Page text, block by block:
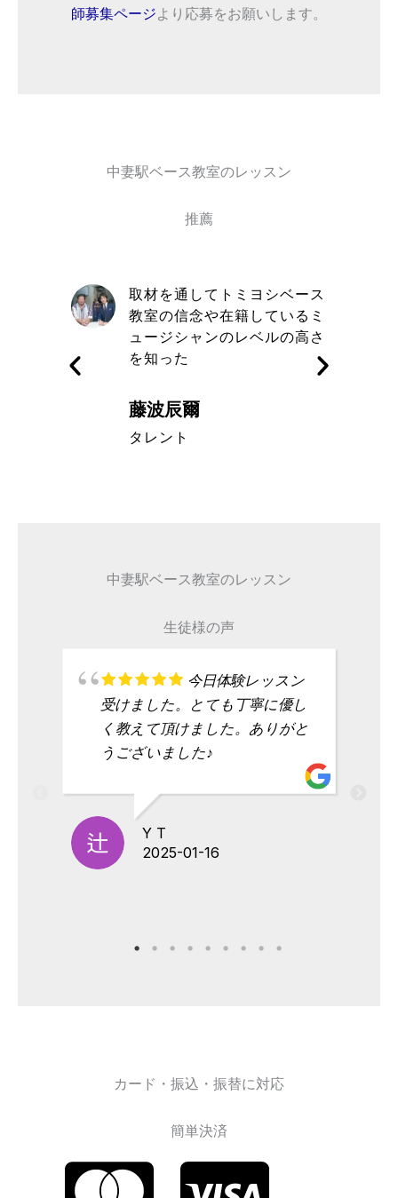
師募集ページより応募をお願いします。
中妻駅ベース教室のレッスン
推薦
取材を通してトミヨシベース
教室の信念や在籍しているミ
ュージシャンのレベルの高さ
を知った
藤波辰爾
タレント
中妻駅ベース教室のレッスン
生徒様の声
今日体験レッスン
受けました。とても丁寧に優し
く教えて頂けました。ありがと
うございました♪
Y T
2025-01-16
カード・振込・振替に対応
簡単決済